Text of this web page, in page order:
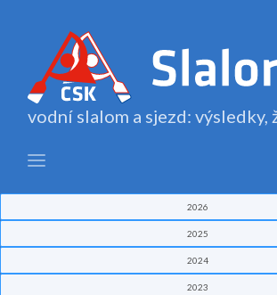
vodní slalom a sjezd: výsledky,
2026
2025
2024
2023